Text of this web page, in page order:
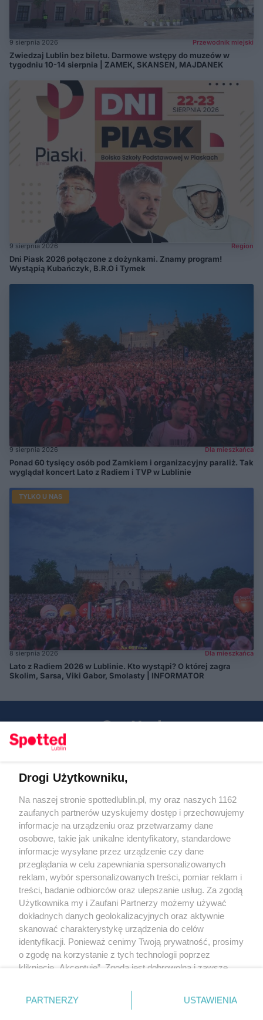
9 sierpnia 2026 Przewodnik miejski
Zwiedzaj Lublin bez biletu. Darmowe wstępy do muzeów w
tygodniu 10-14 sierpnia | ZAMEK, SKANSEN, MAJDANEK
9 sierpnia 2026 Region
Dni Piask 2026 połączone z dożynkami. Znamy program!
Wystąpią Kubańczyk, B.R.O i Tymek
9 sierpnia 2026 Dla mieszkańca
Ponad 60 tysięcy osób pod Zamkiem i organizacyjny paraliż. Tak
wyglądał koncert Lato z Radiem i TVP w Lublinie
TYLKO U NAS
8 sierpnia 2026 Dla mieszkańca
Lato z Radiem 2026 w Lublinie. Kto wystąpi? O której zagra
Skolim, Sarsa, Viki Gabor, Smolasty | INFORMATOR
KATEGORIE
OGŁOSZENIA
WYDARZENIA
NA SKRÓTY
Regulamin
Polityka prywatności
RODO
Warunki korzystania z treści
Drogi Użytkowniku,
Na naszej stronie spottedlublin.pl, my oraz naszych 1162
zaufanych partnerów uzyskujemy dostęp i przechowujemy
informacje na urządzeniu oraz przetwarzamy dane
osobowe, takie jak unikalne identyfikatory, standardowe
informacje wysyłane przez urządzenie czy dane
przeglądania w celu zapewniania spersonalizowanych
reklam, wybór spersonalizowanych treści, pomiar reklam i
treści, badanie odbiorców oraz ulepszanie usług. Za zgodą
Użytkownika my i Zaufani Partnerzy możemy używać
dokładnych danych geolokalizacyjnych oraz aktywnie
skanować charakterystykę urządzenia do celów
identyfikacji. Ponieważ cenimy Twoją prywatność, prosimy
o zgodę na korzystanie z tych technologii poprzez
kliknięcie „Akceptuję”. Zgoda jest dobrowolna i zawsze
prywatności znajdujący się w lewym dolnym rogu strony
. Niektóre rodzaje przetwarzania danych nie wymagają
PARTNERZY USTAWIENIA